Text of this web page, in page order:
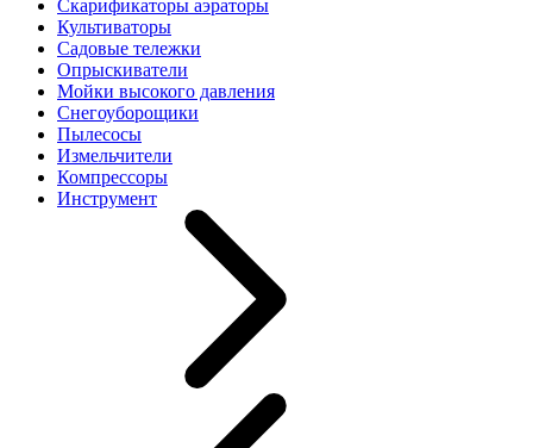
Скарификаторы аэраторы
Культиваторы
Садовые тележки
Опрыскиватели
Мойки высокого давления
Снегоуборощики
Пылесосы
Измельчители
Компрессоры
Инструмент